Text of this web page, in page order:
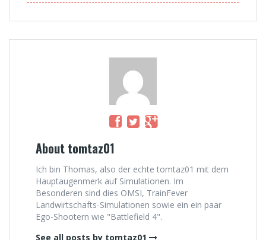
About tomtaz01
Ich bin Thomas, also der echte tomtaz01 mit dem
Hauptaugenmerk auf Simulationen. Im
Besonderen sind dies OMSI, TrainFever
Landwirtschafts-Simulationen sowie ein ein paar
Ego-Shootern wie "Battlefield 4".
See all posts by tomtaz01